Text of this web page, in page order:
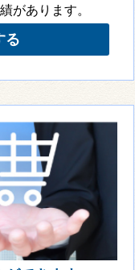
があります。
る